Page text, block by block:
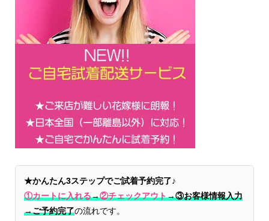
★かんたん3ステップでご試着予約完了♪
①カートに入れる→②チェックアウト→③お客様情報入力
→ご予約完了の流れです。